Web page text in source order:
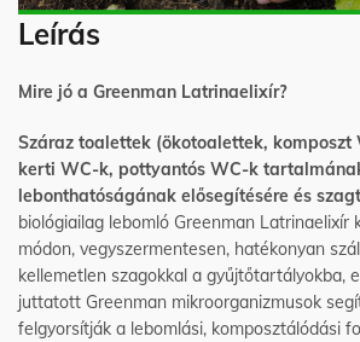
Leírás
Mire jó a Greenman Latrinaelixír?
Száraz toalettek (ökotoalettek, komposzt
kerti WC-k, pottyantós WC-k
lebonthatóságának elősegítésére és
biológiailag lebomló Greenman Latrinaelixír
módon, vegyszermentesen, hatékonyan
kellemetlen szagokkal a gyűjtőtartályokba,
juttatott Greenman mikroorganizmusok
felgyorsítják a lebomlási, komposztálódási